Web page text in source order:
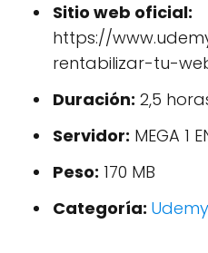
Sitio web oficial:
https://
rentabilizar-tu-
Duración: 2,5
Servidor: MEGA 1
Peso: 170 MB
Categoría: Udemy